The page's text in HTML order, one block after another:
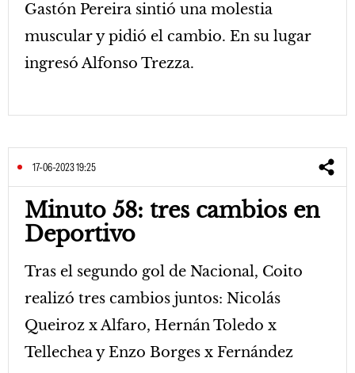
Gastón Pereira sintió una molestia
muscular y pidió el cambio. En su lugar
ingresó Alfonso Trezza.
17-06-2023 19:25
Minuto 58: tres cambios en
Deportivo
Tras el segundo gol de Nacional, Coito
realizó tres cambios juntos: Nicolás
Queiroz x Alfaro, Hernán Toledo x
Tellechea y Enzo Borges x Fernández